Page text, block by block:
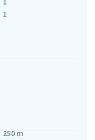
1
250 m